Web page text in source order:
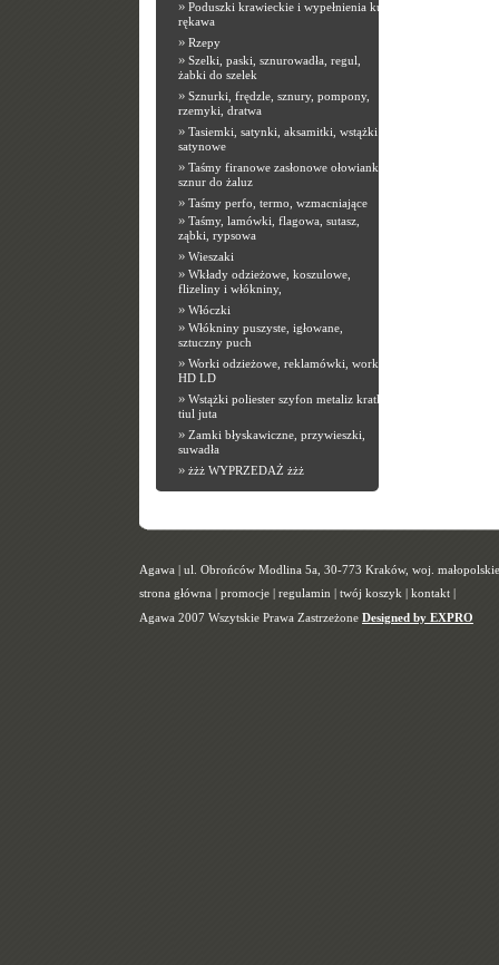
» Poduszki krawieckie i wypełnienia kuli
rękawa
» Rzepy
» Szelki, paski, sznurowadła, regul,
żabki do szelek
» Sznurki, frędzle, sznury, pompony,
rzemyki, dratwa
» Tasiemki, satynki, aksamitki, wstążki
satynowe
» Taśmy firanowe zasłonowe ołowianki,
sznur do żaluz
» Taśmy perfo, termo, wzmacniające
» Taśmy, lamówki, flagowa, sutasz,
ząbki, rypsowa
» Wieszaki
» Wkłady odzieżowe, koszulowe,
flizeliny i włókniny,
» Włóczki
» Włókniny puszyste, igłowane,
sztuczny puch
» Worki odzieżowe, reklamówki, worki
HD LD
» Wstążki poliester szyfon metaliz kratka
tiul juta
» Zamki błyskawiczne, przywieszki,
suwadła
» żżż WYPRZEDAŻ żżż
Agawa | ul. Obrońców Modlina 5a, 30-773 Kraków, woj.
strona główna
promocje regulamin twój koszyk kontakt
Agawa 2007 Wszytskie Prawa Zastrzeżone Designed by EXPRO